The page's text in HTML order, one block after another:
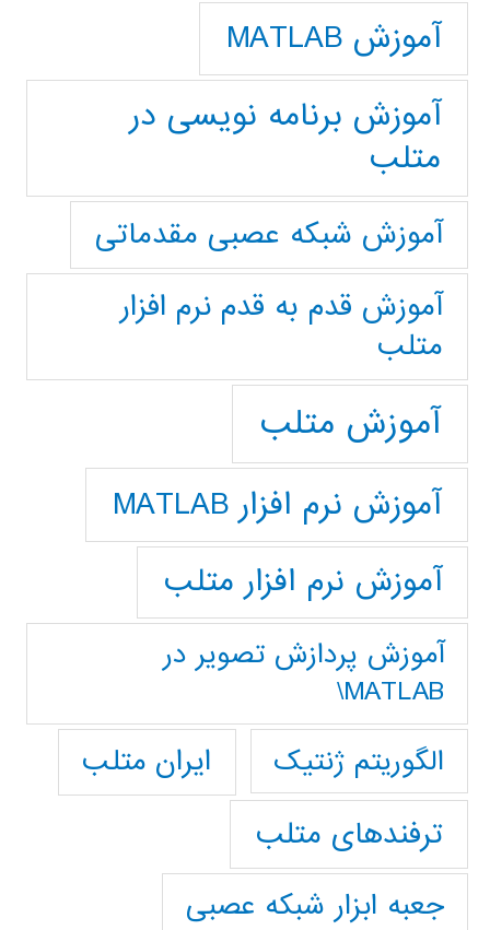
آموزش MATLAB
آموزش برنامه نویسی در
متلب
آموزش شبکه عصبی مقدماتی
آموزش قدم به قدم نرم افزار
متلب
آموزش متلب
آموزش نرم افزار MATLAB
آموزش نرم افزار متلب
آموزش پردازش تصوير در
MATLAB\
الگوریتم ژنتیک
ایران متلب
ترفندهای متلب
جعبه ابزار شبکه عصبی